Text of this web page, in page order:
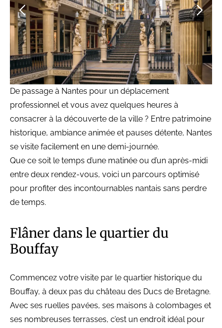
De passage à Nantes pour un déplacement
professionnel et vous avez quelques heures à
consacrer à la découverte de la ville ? Entre patrimoine
historique, ambiance animée et pauses détente, Nantes
se visite facilement en une demi-journée.
Que ce soit le temps d’une matinée ou d’un après-midi
entre deux rendez-vous, voici un parcours optimisé
pour profiter des incontournables nantais sans perdre
de temps.
Flâner dans le quartier du
Bouffay
Commencez votre visite par le quartier historique du
Bouffay, à deux pas du château des Ducs de Bretagne.
Avec ses ruelles pavées, ses maisons à colombages et
ses nombreuses terrasses, c’est un endroit idéal pour